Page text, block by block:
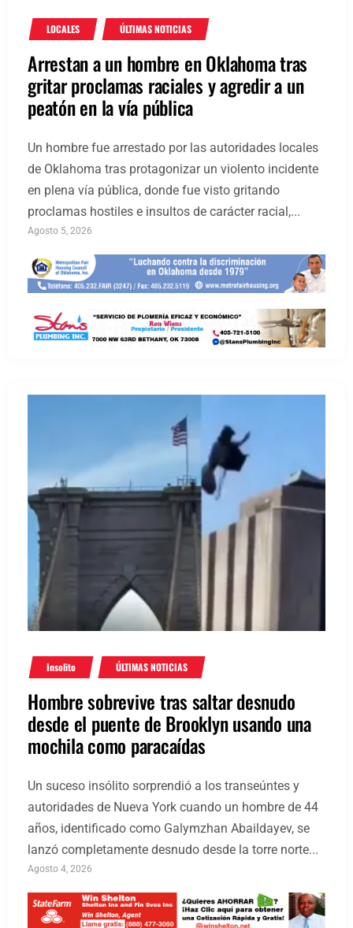
LOCALES ÚLTIMAS NOTICIAS
Arrestan a un hombre en Oklahoma tras
gritar proclamas raciales y agredir a un
peatón en la vía pública
Un hombre fue arrestado por las autoridades locales
de Oklahoma tras protagonizar un violento incidente
en plena vía pública, donde fue visto gritando
proclamas hostiles e insultos de carácter racial,...
Agosto 5, 2026
Insolito ÚLTIMAS NOTICIAS
Hombre sobrevive tras saltar desnudo
desde el puente de Brooklyn usando una
mochila como paracaídas
Un suceso insólito sorprendió a los transeúntes y
autoridades de Nueva York cuando un hombre de 44
años, identificado como Galymzhan Abaildayev, se
lanzó completamente desnudo desde la torre norte...
Agosto 4, 2026